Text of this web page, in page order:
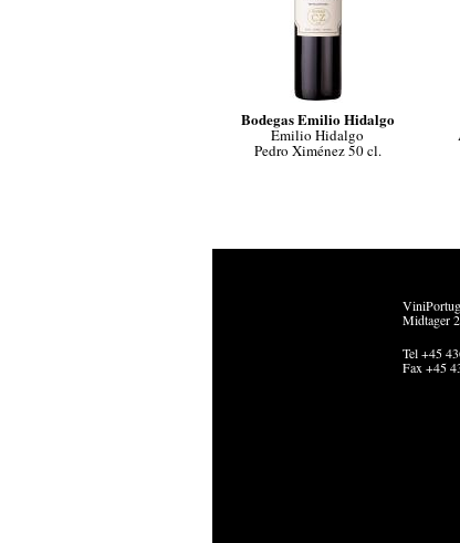
Bodegas Emilio Hidalgo
Emilio Hidalgo
Pedro Ximénez 50 cl.
Midtager 2
Tel +45
Fax +45